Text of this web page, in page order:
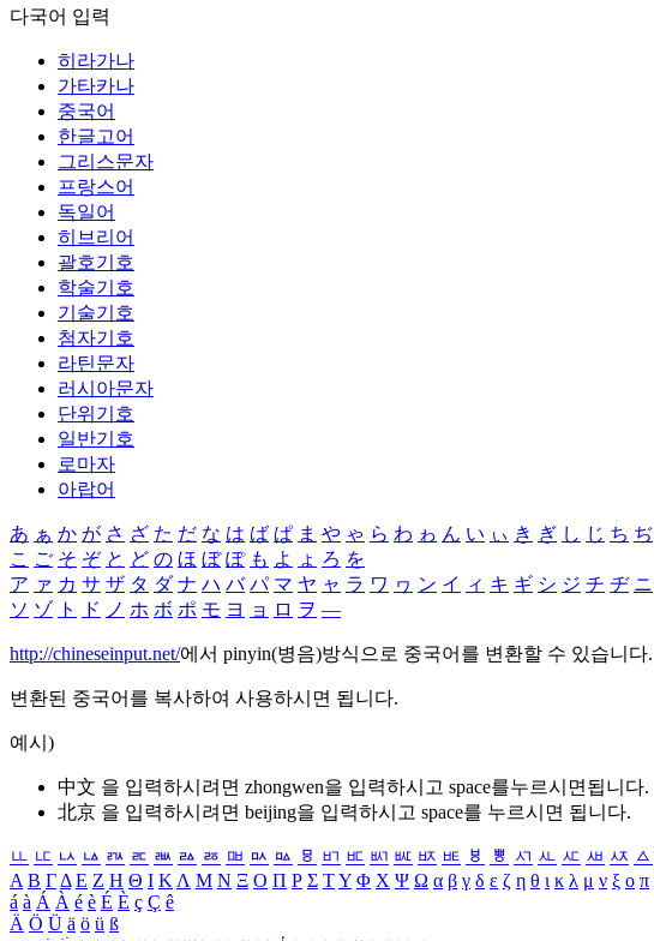
다국어 입력
히라가나
가타카나
중국어
한글고어
그리스문자
프랑스어
독일어
히브리어
괄호기호
학술기호
기술기호
첨자기호
라틴문자
러시아문자
단위기호
일반기호
로마자
아랍어
あ ぁ か が さ ざ た だ な は ば ぱ ま や ゃ ら わ ゎ ん い ぃ き ぎ し じ ち ぢ
こ ご そ ぞ と ど の ほ ぼ ぽ も よ ょ ろ を
ア ァ カ サ ザ タ ダ ナ ハ バ パ マ ヤ ャ ラ ワ ヮ ン イ ィ キ ギ シ ジ チ ヂ ニ
ソ ゾ ト ド ノ ホ ボ ポ モ ヨ ョ ロ ヲ ―
http://chineseinput.net/에서 pinyin(병음)방식으로 중국어를 변환할 수 있습니다.
변환된 중국어를 복사하여 사용하시면 됩니다.
예시)
中文 을 입력하시려면 zhongwen을 입력하시고 space를누르시면됩니다.
北京 을 입력하시려면 beijing을 입력하시고 space를 누르시면 됩니다.
ㅥ ㅦ ㅧ ㅨ ㅩ ㅪ ㅫ ㅬ ㅭ ㅮ ㅯ ㅰ ㅱ ㅲ ㅳ ㅴ ㅵ ㅶ ㅷ ㅸ ㅹ ㅺ ㅻ ㅼ ㅽ ㅾ ㅿ
Α Β ΓΔ Ε Ζ Η Θ Ι ΚΛ Μ Ν Ξ Ο Π Ρ Σ ΤΥ Φ Χ Ψ Ω α β γ δ ε ζ η θ ι κ λ μ ν ξ ο π
á à Á À é è É È ç Ç ê
Ä Ö Ü ä ö ü ß